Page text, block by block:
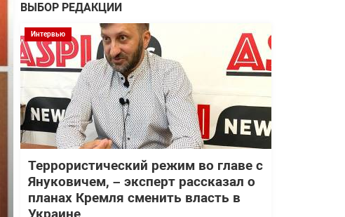
ВЫБОР РЕДАКЦИИ
Интервью
Террористический режим во главе с
Януковичем, – эксперт рассказал о
планах Кремля сменить власть в